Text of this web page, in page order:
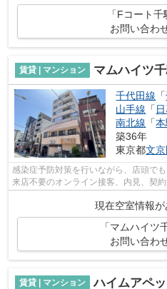
「Fコート
お問い合わ
賃貸 | マンション マムハイツ
千代田線 「
山手線 「
南北線 「
築36年
東京都文
感染症予防対策を行いながら、店頭で
来店不要のオンライン接客、内見、契
現在空室情報が
「マムハイツ
お問い合わ
賃貸 | マンション ハイムアペ